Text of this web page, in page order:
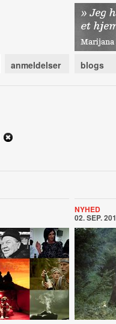
anmeldelser blogs
NYHED
02. SEP.